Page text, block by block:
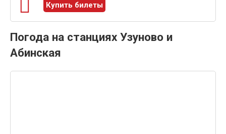
Купить билеты
Погода на станциях Узуново и
Абинская